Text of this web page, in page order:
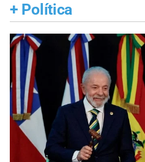
+ Política